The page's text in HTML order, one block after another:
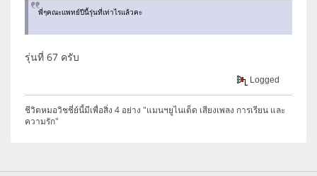
พี่ๆคณะแพทย์ปีนี้รุ่นที่เท่าไรแล้วคะ
รุ่นที่ 67 ครับ
Logged
ชีวิตหมอวิชชี่ย์นี้มีเพื่อสิ่ง 4 อย่าง "แมนฯยูไนเต็ด เสียงเพลง การเรียน และ
ความรัก"